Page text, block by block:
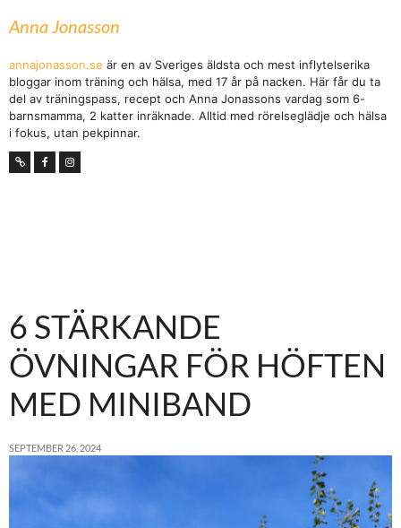
Anna Jonasson
annajonasson.se är en av Sveriges äldsta och mest inflytelserika
bloggar inom träning och hälsa, med 17 år på nacken. Här får du ta
del av träningspass, recept och Anna Jonassons vardag som 6-
barnsmamma, 2 katter inräknade. Alltid med rörelseglädje och hälsa
i fokus, utan pekpinnar.
6 STÄRKANDE
ÖVNINGAR FÖR HÖFTEN
MED MINIBAND
SEPTEMBER 26, 2024